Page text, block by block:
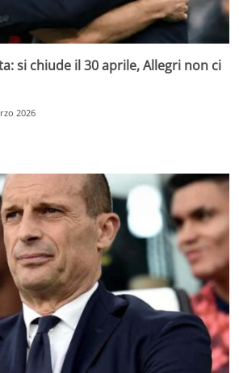
si chiude il 30 aprile, Allegri non ci
2026